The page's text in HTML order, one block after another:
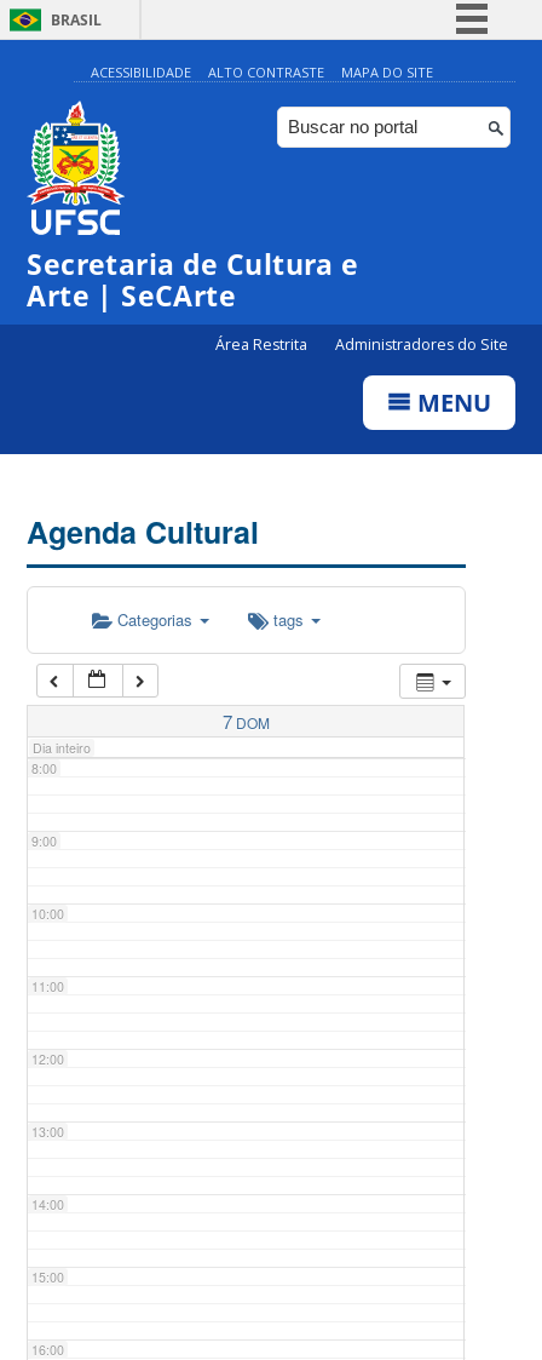
BRASIL
Simplifique!
Comunica BR
Participe
ACESSIBILIDADE ALTO CONTRASTE MAPA DO SITE
Secretaria de Cultura e
Arte | SeCArte
Área Restrita Administradores do Site
MENU
Agenda Cultural
Categorias tags
7 DOM
Dia inteiro
0:00
1:00
5:00
7:00
8:00
9:00
10:00
11:00
12:00
13:00
14:00
15:00
16:00